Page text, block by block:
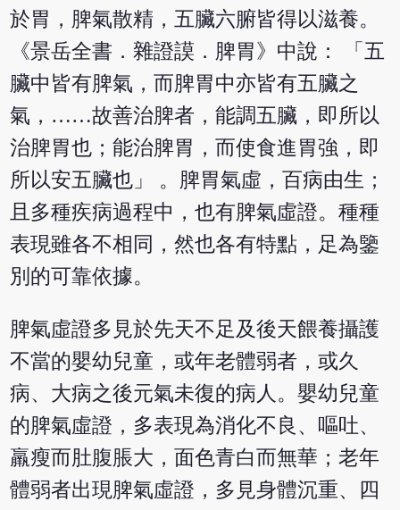
於胃，脾氣散精，五臟六腑皆得以滋養。
《景岳全書．雜證謨．脾胃》中說： 「五
臟中皆有脾氣，而脾胃中亦皆有五臟之
氣，……故善治脾者，能調五臟，即所以
治脾胃也；能治脾胃，而使食進胃強，即
所以安五臟也」 。脾胃氣虛，百病由生；
且多種疾病過程中，也有脾氣虛證。種種
表現雖各不相同，然也各有特點，足為鑒
別的可靠依據。
脾氣虛證多見於先天不足及後天餵養攝護
不當的嬰幼兒童，或年老體弱者，或久
病、大病之後元氣未復的病人。嬰幼兒童
的脾氣虛證，多表現為消化不良、嘔吐、
羸瘦而肚腹脹大，面色青白而無華；老年
體弱者出現脾氣虛證，多見身體沉重、四